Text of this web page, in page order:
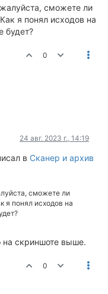
сможете ли
я понял исходов на
будет?
0
24 авг. 2023 г., 14:19
в Сканер и архив
сможете ли
я понял исходов на
на скриншоте выше.
0